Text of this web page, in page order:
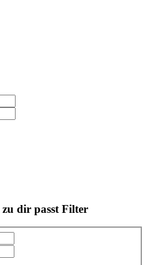
dir passt Filter